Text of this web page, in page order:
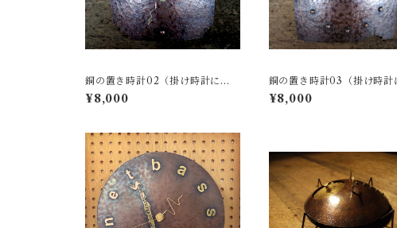
銅の置き時計02（掛け時計にも
なります）
¥8,000
銅の置き時計03（掛け時計
なります）
¥8,000